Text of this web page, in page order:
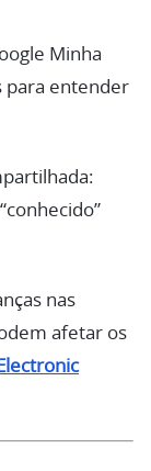
Minha
para entender
nas
afetar os
Electronic